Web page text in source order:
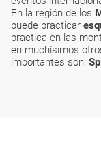
En la región de los
puede practicar
practica en las
en muchísimos
importantes son: